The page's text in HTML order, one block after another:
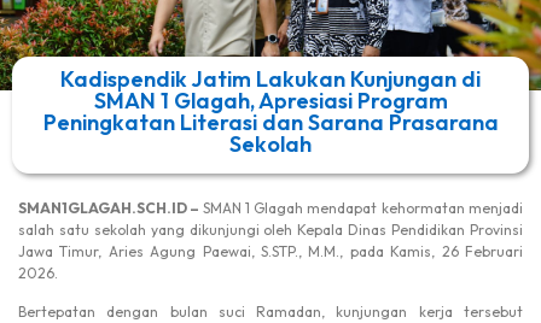
Kadispendik Jatim Lakukan Kunjungan di
SMAN 1 Glagah, Apresiasi Program
Peningkatan Literasi dan Sarana Prasarana
Sekolah
SMAN1GLAGAH.SCH.ID – SMAN 1 Glagah mendapat kehormatan menjadi
salah satu sekolah yang dikunjungi oleh Kepala Dinas Pendidikan Provinsi
Jawa Timur, Aries Agung Paewai, S.STP., M.M., pada Kamis, 26 Februari
2026.
Bertepatan dengan bulan suci Ramadan, kunjungan kerja tersebut